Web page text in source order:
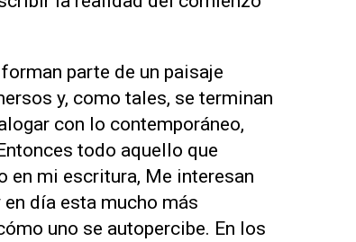
parte de un paisaje
y, como tales, se terminan
con lo contemporáneo,
todo aquello que
en mi escritura, Me interesan
día esta mucho más
uno se autopercibe. En los